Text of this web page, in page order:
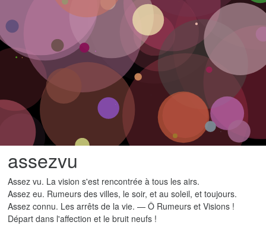
assezvu
Assez vu. La vision s'est rencontrée à tous les airs.
Assez eu. Rumeurs des villes, le soir, et au soleil, et toujours.
Assez connu. Les arrêts de la vie. — Ô Rumeurs et Visions !
Départ dans l'affection et le bruit neufs !